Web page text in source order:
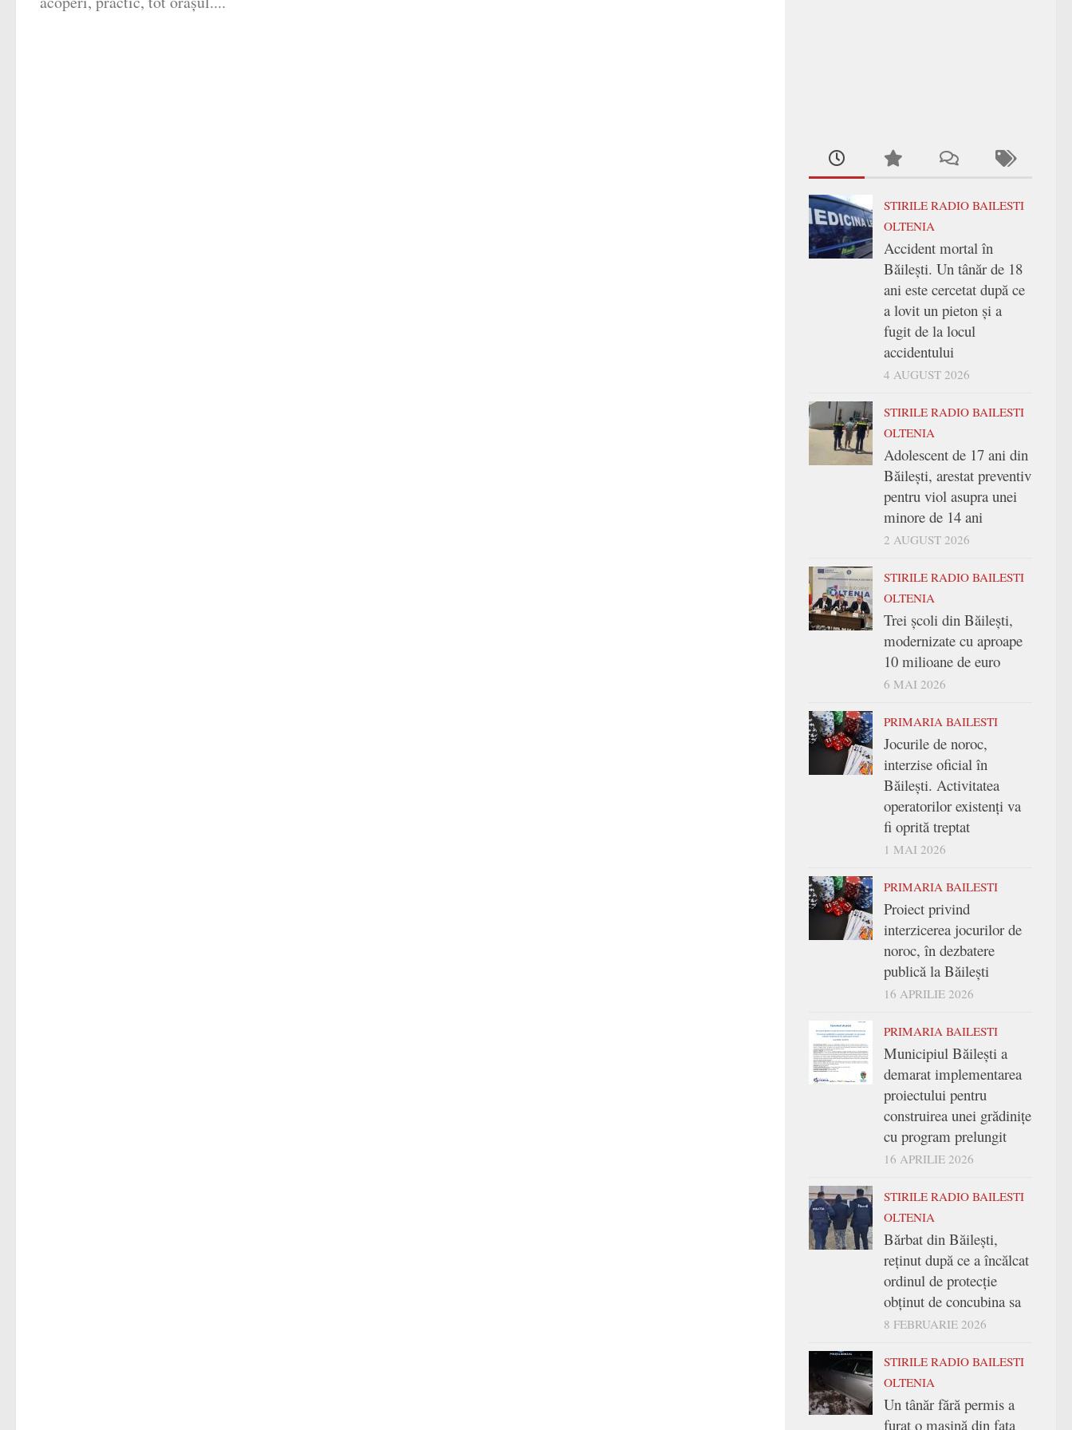
STIRILE RADIO BAILESTI
OLTENIA
Accident mortal în
Băilești. Un tânăr de 18
ani este cercetat după ce
a lovit un pieton și a
fugit de la locul
accidentului
4 AUGUST 2026
STIRILE RADIO BAILESTI
OLTENIA
Adolescent de 17 ani din
Băilești, arestat preventiv
pentru viol asupra unei
minore de 14 ani
2 AUGUST 2026
STIRILE RADIO BAILESTI
OLTENIA
Trei şcoli din Băileşti,
modernizate cu aproape
10 milioane de euro
6 MAI 2026
PRIMARIA BAILESTI
Jocurile de noroc,
interzise oficial în
Băilești. Activitatea
operatorilor existenți va
fi oprită treptat
1 MAI 2026
PRIMARIA BAILESTI
Proiect privind
interzicerea jocurilor de
noroc, în dezbatere
publică la Băilești
16 APRILIE 2026
PRIMARIA BAILESTI
Municipiul Băilești a
demarat implementarea
proiectului pentru
construirea unei grădinițe
cu program prelungit
16 APRILIE 2026
STIRILE RADIO BAILESTI
OLTENIA
Bărbat din Băilești,
reținut după ce a încălcat
ordinul de protecție
obținut de concubina sa
8 FEBRUARIE 2026
STIRILE RADIO BAILESTI
OLTENIA
Un tânăr fără permis a
furat o mașină din fața